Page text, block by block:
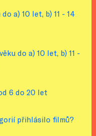
a) 10 let, b) 11 - 14
do a) 10 let, b) 11 -
6 do 20 let
přihlásilo filmů?